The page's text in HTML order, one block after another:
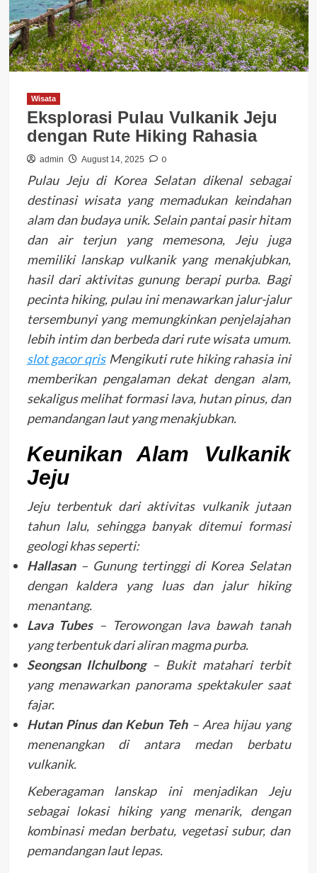
Wisata
Eksplorasi Pulau Vulkanik Jeju
dengan Rute Hiking Rahasia
admin August 14, 2025 0
Pulau Jeju di Korea Selatan dikenal sebagai
destinasi wisata yang memadukan keindahan
alam dan budaya unik. Selain pantai pasir hitam
dan air terjun yang memesona, Jeju juga
memiliki lanskap vulkanik yang menakjubkan,
hasil dari aktivitas gunung berapi purba. Bagi
pecinta hiking, pulau ini menawarkan jalur-jalur
tersembunyi yang memungkinkan penjelajahan
lebih intim dan berbeda dari rute wisata umum.
slot gacor qrisMengikuti rute hiking rahasia ini
memberikan pengalaman dekat dengan alam,
sekaligus melihat formasi lava, hutan pinus, dan
pemandangan laut yang menakjubkan.
Keunikan Alam Vulkanik
Jeju
Jeju terbentuk dari aktivitas vulkanik jutaan
tahun lalu, sehingga banyak ditemui formasi
geologi khas seperti:
Hallasan– Gunung tertinggi di Korea Selatan
dengan kaldera yang luas dan jalur hiking
menantang.
Lava Tubes– Terowongan lava bawah tanah
yang terbentuk dari aliran magma purba.
Seongsan Ilchulbong– Bukit matahari terbit
yang menawarkan panorama spektakuler saat
fajar.
Hutan Pinus dan Kebun Teh– Area hijau yang
menenangkan di antara medan berbatu
vulkanik.
Keberagaman lanskap ini menjadikan Jeju
sebagai lokasi hiking yang menarik, dengan
kombinasi medan berbatu, vegetasi subur, dan
pemandangan laut lepas.